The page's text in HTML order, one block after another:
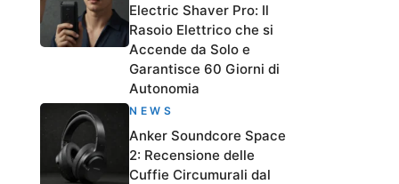
Electric Shaver Pro: Il
Rasoio Elettrico che si
Accende da Solo e
Garantisce 60 Giorni di
Autonomia
NEWS
Anker Soundcore Space
2: Recensione delle
Cuffie Circumurali dal